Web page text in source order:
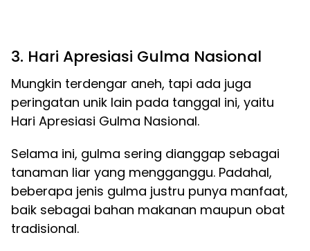
3. Hari Apresiasi Gulma Nasional
Mungkin terdengar aneh, tapi ada juga
peringatan unik lain pada tanggal ini, yaitu
Hari Apresiasi Gulma Nasional.
Selama ini, gulma sering dianggap sebagai
tanaman liar yang mengganggu. Padahal,
beberapa jenis gulma justru punya manfaat,
baik sebagai bahan makanan maupun obat
tradisional.